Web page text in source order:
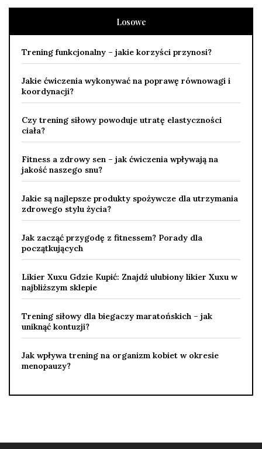
Losowe
Trening funkcjonalny – jakie korzyści przynosi?
Jakie ćwiczenia wykonywać na poprawę równowagi i
koordynacji?
Czy trening siłowy powoduje utratę elastyczności
ciała?
Fitness a zdrowy sen – jak ćwiczenia wpływają na
jakość naszego snu?
Jakie są najlepsze produkty spożywcze dla utrzymania
zdrowego stylu życia?
Jak zacząć przygodę z fitnessem? Porady dla
początkujących
Likier Xuxu Gdzie Kupić: Znajdź ulubiony likier Xuxu w
najbliższym sklepie
Trening siłowy dla biegaczy maratońskich – jak
uniknąć kontuzji?
Jak wpływa trening na organizm kobiet w okresie
menopauzy?